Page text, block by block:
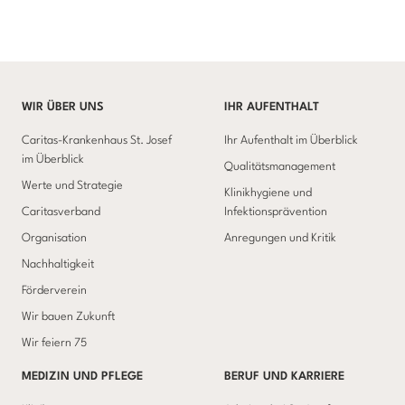
WIR ÜBER UNS
Caritas-Krankenhaus St. Josef
im Überblick
Werte und Strategie
Caritasverband
Organisation
Nachhaltigkeit
Förderverein
Wir bauen Zukunft
Wir feiern 75
IHR AUFENTHALT
Ihr Aufenthalt im Überblick
Qualitätsmanagement
Klinikhygiene und
Infektionsprävention
Anregungen und Kritik
MEDIZIN UND PFLEGE BERUF UND KARRIERE